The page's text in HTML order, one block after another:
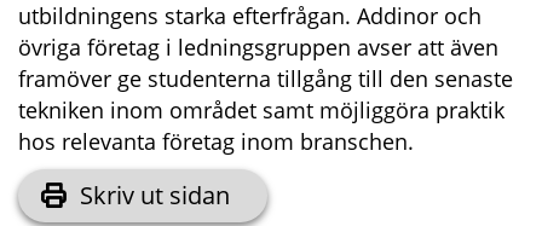
utbildningens starka efterfrågan. Addinor och
övriga företag i ledningsgruppen avser att även
framöver ge studenterna tillgång till den senaste
tekniken inom området samt möjliggöra praktik
hos relevanta företag inom branschen.
Skriv ut sidan